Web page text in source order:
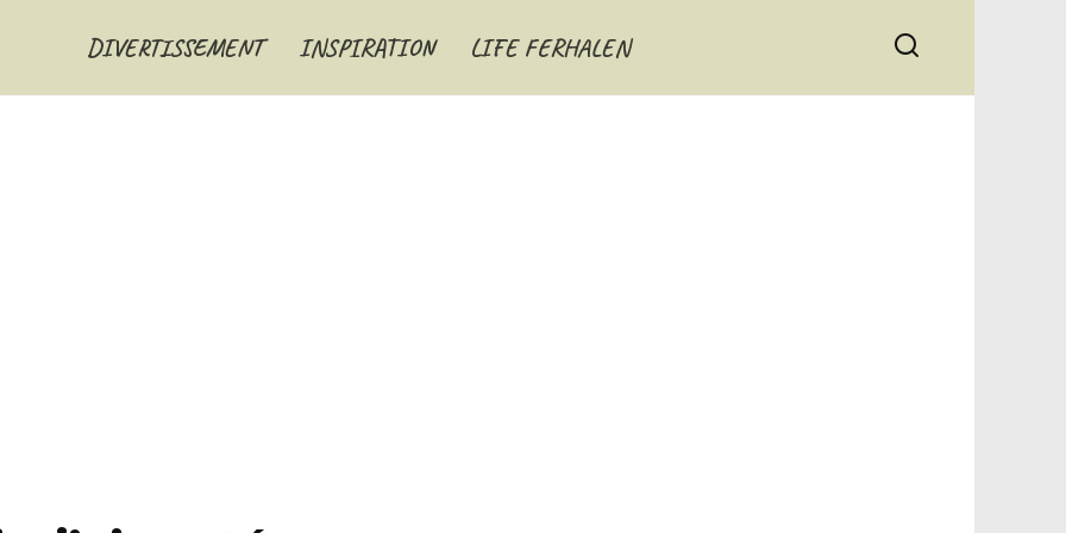
DIVERTISSEMENT INSPIRATION LIFE FERHALEN